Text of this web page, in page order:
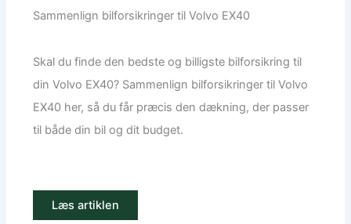
Sammenlign bilforsikringer til Volvo EX40
Skal du finde den bedste og billigste bilforsikring til
din Volvo EX40? Sammenlign bilforsikringer til Volvo
EX40 her, så du får præcis den dækning, der passer
til både din bil og dit budget.
Læs artiklen